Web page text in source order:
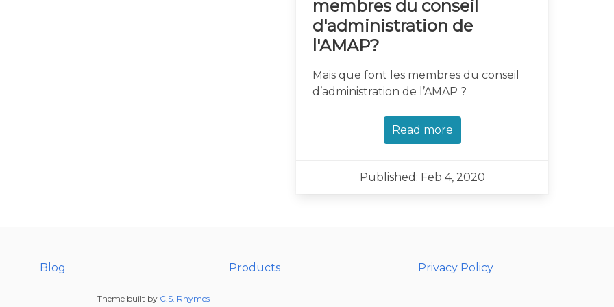
membres du conseil
d'administration de
l'AMAP?
Mais que font les membres du conseil
d’administration de l’AMAP ?
Read more
Published: Feb 4, 2020
Blog Products Privacy Policy
Theme built by C.S. Rhymes